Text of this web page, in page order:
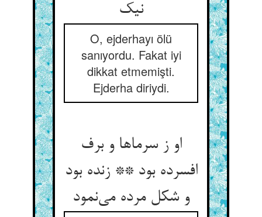
نیک
O, ejderhayı ölü
sanıyordu. Fakat iyi
dikkat etmemişti.
Ejderha diriydi.
او ز سرماها و برف
افسرده بود ** زنده بود
و شکل مرده می‌نمود